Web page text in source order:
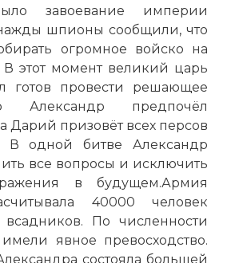
завоевание империи
шпионы сообщили, что
огромное войско на
В этот момент великий царь
готов провести решающее
Александр предпочёл
Дарий призовёт всех персов
В одной битве Александр
все вопросы и исключить
в будущем.Армия
40000 человек
По численности
явное превосходство.
состояла большей